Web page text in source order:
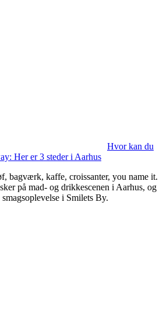
Hvor kan du
Her er 3 steder i Aarhus
bagværk, kaffe, croissanter, you name it.
på mad- og drikkescenen i Aarhus, og
i Smilets By.